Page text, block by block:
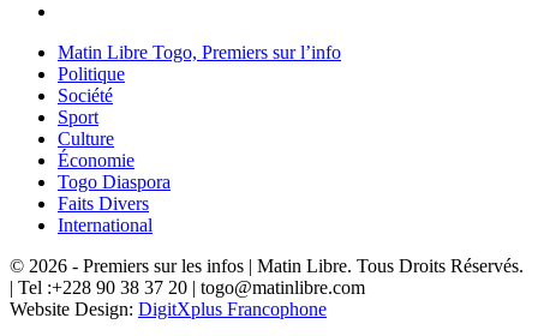
Matin Libre Togo, Premiers sur l’info
Politique
Société
Sport
Culture
Économie
Togo Diaspora
Faits Divers
International
© 2026 - Premiers sur les infos | Matin Libre. Tous Droits Réservés.
| Tel :+228 90 38 37 20 | togo@matinlibre.com
Website Design: DigitXplus Francophone